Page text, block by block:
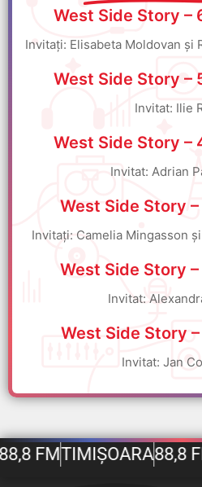
West Side Story –
Invitați: Elisabeta Moldovan și
West Side Story –
Invitat: Ilie
West Side Story –
Invitat: Adrian
West Side Story
Invitați: Camelia Mingasson
West Side Story
Invitat:
West Side Story
Invitat: Jan
FMTIMIȘOARA88,8 FM